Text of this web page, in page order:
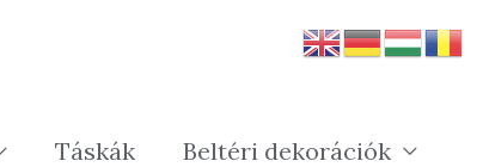
Táskák Beltéri dekorációk